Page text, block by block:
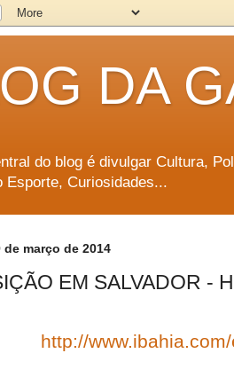
DA
do blog é divulgar Cultura,
Esporte, Curiosidades...
de março de 2014
EM SALVADOR -
http://